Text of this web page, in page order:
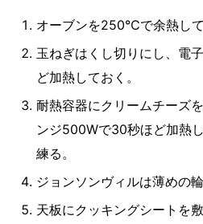
オーブンを250℃で余熱して
玉ねぎはくし切りにし、電
ど加熱しておく。
耐熱容器にクリームチーズ
ンジ500Wで30秒ほど加熱
練る。
ジョンソンヴィルは薄めの
天板にクッキングシートを